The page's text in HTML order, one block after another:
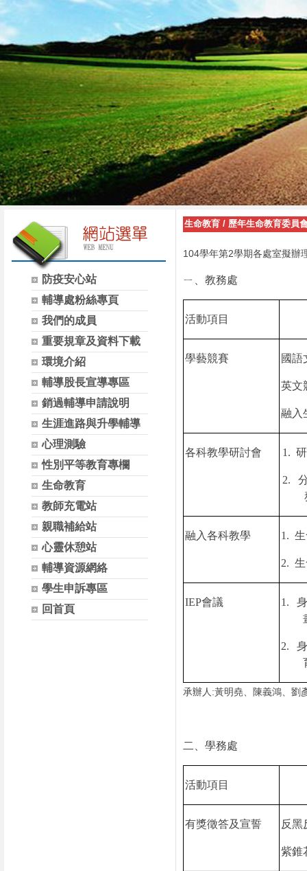
防疫安心站
輔導處粉絲專頁
我們的成員
重要規章及資料下載
環境介紹
輔導股長宣導專區
銷過輔導申請說明
生涯進路與升學輔導
心理測驗
性別平等教育專欄
生命教育
教師充電站
親職補給站
心靈休憩站
輔導資源網絡
學生申訴專區
回首頁
生命教育 / 歷年生命教育委員
104學年第2學期各處室擬辦
ㄧ、教務處
活動項目
學藝競賽 國語
英文
融入
各科教學研討會 1.
2.
融入各科教學 1.
2.
IEP會議 1.
2.
承辦人 :黃明堯、陳義鴻、劉
二、學務處
活動項目
有獎徵答及宣誓 反黑
紫錐